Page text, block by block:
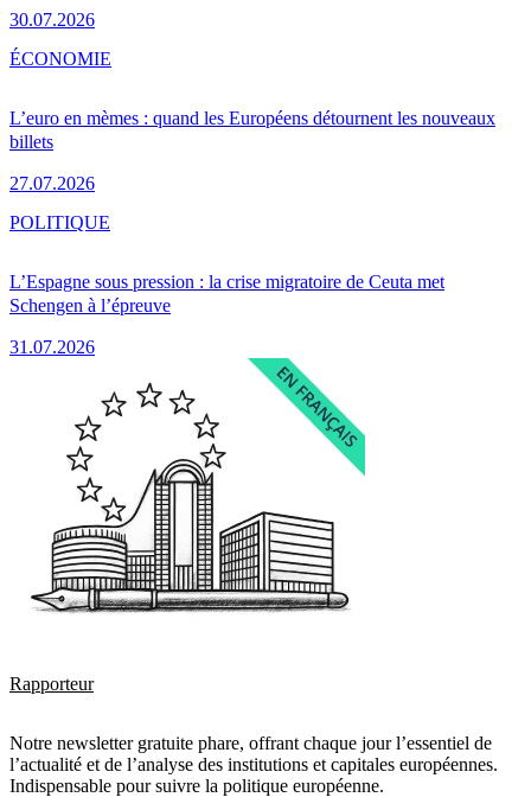
30.07.2026
L’euro en mèmes : quand les Européens détournent les nouveaux
billets
27.07.2026
ÉCONOMIE
L’Espagne sous pression : la crise migratoire de Ceuta met
Schengen à l’épreuve
31.07.2026
POLITIQUE
Rapporteur
Notre newsletter gratuite phare, offrant chaque jour l’essentiel de
l’actualité et de l’analyse des institutions et capitales européennes.
Indispensable pour suivre la politique européenne.